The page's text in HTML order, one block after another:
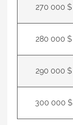
270 000 $
280 000 $
290 000 $
300 000 $